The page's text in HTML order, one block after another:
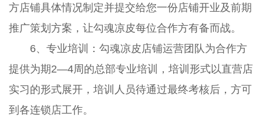
方店铺具体情况制定并提交给您一份店铺开业及前期
推广策划方案，让勾魂凉皮每位合作方有备而战。
6、专业培训：勾魂凉皮店铺运营团队为合作方
提供为期2—4周的总部专业培训，培训形式以直营店
实习的形式展开，培训人员待通过最终考核后，方可
到各连锁店工作。